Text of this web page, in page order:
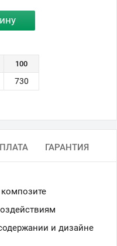
100
730
ГАРАНТИЯ
и дизайне